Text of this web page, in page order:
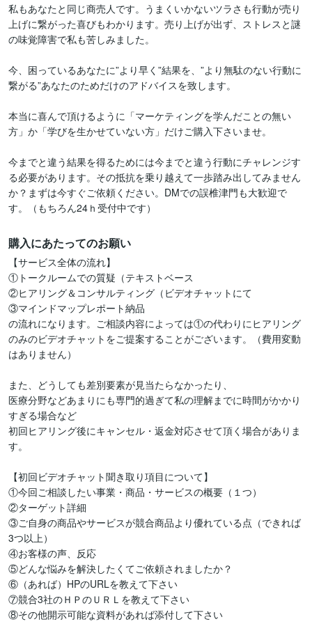
私もあなたと同じ商売人です。うまくいかないツラさも行動が売り
上げに繋がった喜びもわかります。売り上げが出ず、ストレスと謎
の味覚障害で私も苦しみました。
今、困っているあなたに”より早く”結果を、”より無駄のない行動に
繋がる”あなたのためだけのアドバイスを致します。
本当に喜んで頂けるように「マーケティングを学んだことの無い
方」か「学びを生かせていない方」だけご購入下さいませ。
今までと違う結果を得るためには今までと違う行動にチャレンジす
る必要があります。その抵抗を乗り越えて一歩踏み出してみません
か？まずは今すぐご依頼ください。DMでの誤椎津門も大歓迎で
す。（もちろん24ｈ受付中です）
購入にあたってのお願い
【サービス全体の流れ】
①トークルームでの質疑（テキストベース
②ヒアリング＆コンサルティング（ビデオチャットにて
③マインドマップレポート納品
の流れになります。ご相談内容によっては①の代わりにヒアリング
のみのビデオチャットをご提案することがございます。（費用変動
はありません）
また、どうしても差別要素が見当たらなかったり、
医療分野などあまりにも専門的過ぎて私の理解までに時間がかかり
すぎる場合など
初回ヒアリング後にキャンセル・返金対応させて頂く場合がありま
す。
【初回ビデオチャット聞き取り項目について】
①今回ご相談したい事業・商品・サービスの概要（１つ）
②ターゲット詳細
③ご自身の商品やサービスが競合商品より優れている点（できれば
3つ以上）
④お客様の声、反応
⑤どんな悩みを解決したくてご依頼されましたか？
⑥（あれば）HPのURLを教えて下さい
⑦競合3社のＨＰのＵＲＬを教えて下さい
⑧その他開示可能な資料があれば添付して下さい